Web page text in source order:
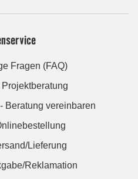
Fragen (FAQ)
Beratung vereinbaren
Lieferung
Reklamation